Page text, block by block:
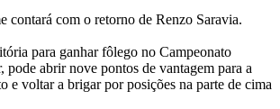
contará com o retorno de Renzo Saravia.
para ganhar fôlego no Campeonato
pode abrir nove pontos de vantagem para a
e voltar a brigar por posições na parte de cima